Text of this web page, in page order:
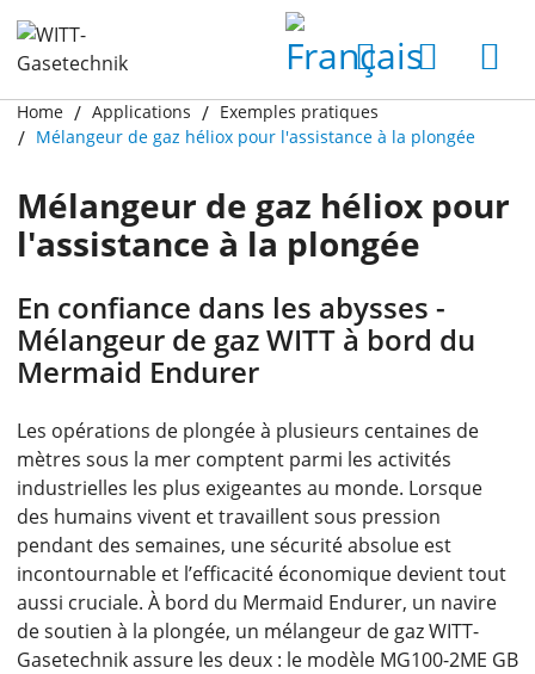
Home Applications
Exemples pratiques
Mélangeur de gaz héliox pour l'assistance à la plongée
Mélangeur de gaz héliox pour
l'assistance à la plongée
En confiance dans les abysses -
Mélangeur de gaz WITT à bord du
Mermaid Endurer
Les opérations de plongée à plusieurs centaines de
mètres sous la mer comptent parmi les activités
industrielles les plus exigeantes au monde. Lorsque
des humains vivent et travaillent sous pression
pendant des semaines, une sécurité absolue est
incontournable et l’efficacité économique devient tout
aussi cruciale. À bord du Mermaid Endurer, un navire
de soutien à la plongée, un mélangeur de gaz WITT-
Gasetechnik assure les deux : le modèle MG100-2ME GB